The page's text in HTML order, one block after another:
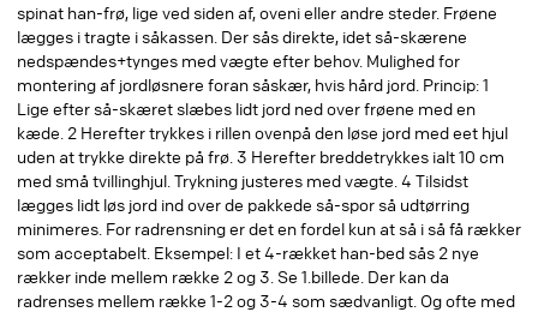
spinat han-frø, lige ved siden af, oveni eller andre steder. Frøene
lægges i tragte i såkassen. Der sås direkte, idet så-skærene
nedspændes+tynges med vægte efter behov. Mulighed for
montering af jordløsnere foran såskær, hvis hård jord. Princip: 1
Lige efter så-skæret slæbes lidt jord ned over frøene med en
kæde. 2 Herefter trykkes i rillen ovenpå den løse jord med eet hjul
uden at trykke direkte på frø. 3 Herefter breddetrykkes ialt 10 cm
med små tvillinghjul. Trykning justeres med vægte. 4 Tilsidst
lægges lidt løs jord ind over de pakkede så-spor så udtørring
minimeres. For radrensning er det en fordel kun at så i så få rækker
som acceptabelt. Eksempel: I et 4-rækket han-bed sås 2 nye
rækker inde mellem række 2 og 3. Se 1.billede. Der kan da
radrenses mellem række 1-2 og 3-4 som sædvanligt. Og ofte med